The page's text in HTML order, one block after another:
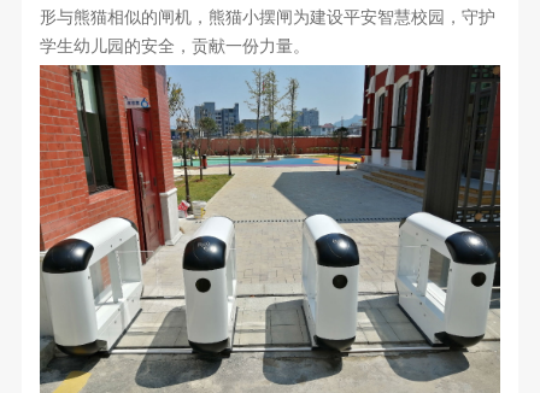
形与熊猫相似的闸机，熊猫小摆闸为建设平安智慧校园，守护
学生幼儿园的安全，贡献一份力量。